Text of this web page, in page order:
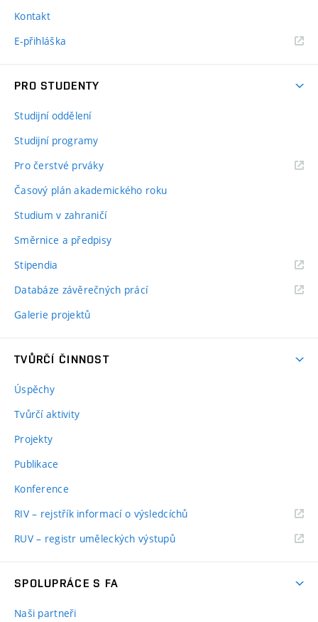
Kontakt
E-přihláška
PRO STUDENTY
Studijní oddělení
Studijní programy
Pro čerstvé prváky
Časový plán akademického roku
Studium v zahraničí
Směrnice a předpisy
Stipendia
Databáze závěrečných prácí
Galerie projektů
TVŮRČÍ ČINNOST
Úspěchy
Tvůrčí aktivity
Projekty
Publikace
Konference
RIV – rejstřík informací o výsledcíchů
RUV – registr uměleckých výstupů
SPOLUPRÁCE S FA
Naši partneři